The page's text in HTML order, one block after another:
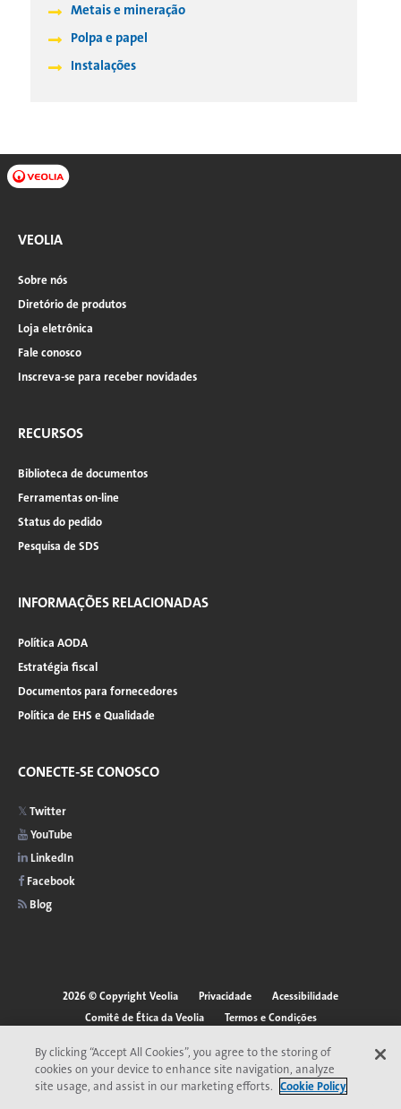
Metais e mineração
Polpa e papel
Instalações
VEOLIA
Sobre nós
Diretório de produtos
Loja eletrônica
Fale conosco
Inscreva-se para receber novidades
RECURSOS
Biblioteca de documentos
Ferramentas on-line
Status do pedido
Pesquisa de SDS
INFORMAÇÕES RELACIONADAS
Política AODA
Estratégia fiscal
Documentos para fornecedores
Política de EHS e Qualidade
CONECTE-SE CONOSCO
Twitter
YouTube
LinkedIn
Facebook
Blog
2026 © Copyright Veolia
Menu
do
rodapé
Privacidade
Acessibilidade
Comitê de Ética da Veolia
Termos e Condições
*Marca registrada da Veolia. Pode estar registrada em um ou mais países.
By clicking “Accept All Cookies”, you agree to the storing of
cookies on your device to enhance site navigation, analyze
site usage, and assist in our marketing efforts. Cookie Policy